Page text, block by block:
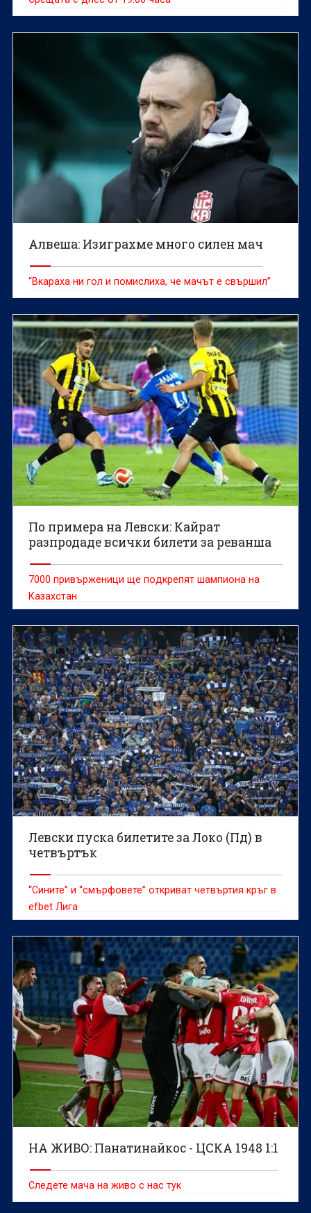
Алвеша: Изиграхме много силен мач
“Вкараха ни гол и помислиха, че мачът е свършил”
По примера на Левски: Кайрат
разпродаде всички билети за реванша
7000 привърженици ще подкрепят шампиона на
Казахстан
Левски пуска билетите за Локо (Пд) в
четвъртък
“Сините” и “смърфовете” откриват четвъртия кръг в
efbet Лига
НА ЖИВО: Панатинайкос - ЦСКА 1948 1:1
Следете мача на живо с нас тук